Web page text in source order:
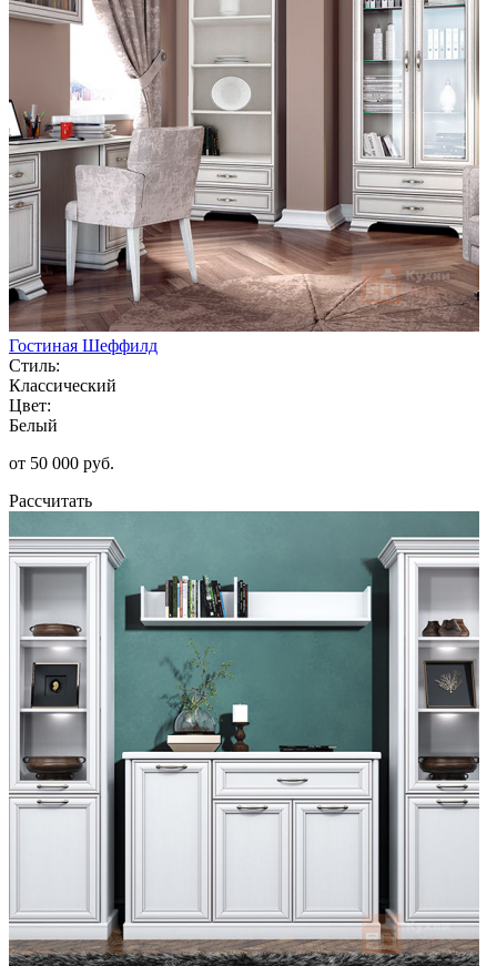
Гостиная Шеффилд
Стиль:
Классический
Цвет:
Белый
от 50 000 руб.
Рассчитать